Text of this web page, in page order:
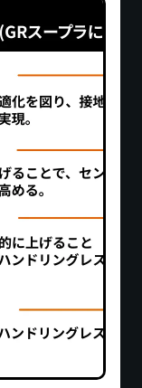
別途「サ
却す
ンの状態
ソリンス
れば
で、速や
絡先にご
でき